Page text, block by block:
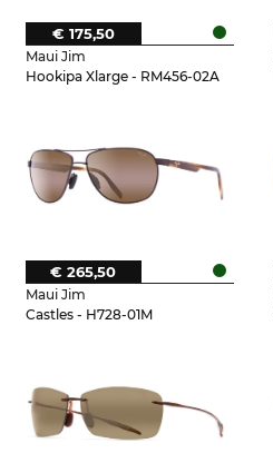
Maui Jim
Hookipa Xlarge - RM456-02A
€ 175,50
Maui Jim
Castles - H728-01M
€ 265,50